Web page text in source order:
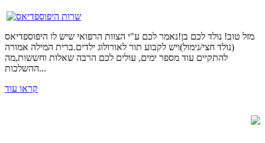
מזל טוב! נולד לכם בן!נאמר לכם ע"י הצוות הרפואי שיש לו היפוספדיאס
(נולד חצי/נימול)ויש לקבוע תור לאורולוג ילדים.ברית המילה אמורה
להתקיים עוד מספר ימים, עולים לכם הרבה שאלות וחששות,מה
ההשלכות...
קראו עוד